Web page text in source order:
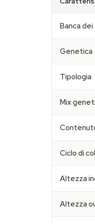
Banca
Genetica
Tipologia
Mix
Ciclo di
Altezza
Altezza